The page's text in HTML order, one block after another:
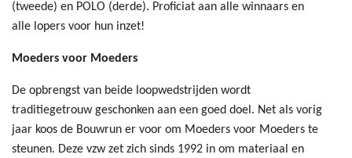
(tweede) en POLO (derde). Proficiat aan alle winnaars en
alle lopers voor hun inzet!
Moeders voor Moeders
De opbrengst van beide loopwedstrijden wordt
traditiegetrouw geschonken aan een goed doel. Net als vorig
jaar koos de Bouwrun er voor om Moeders voor Moeders te
steunen. Deze vzw zet zich sinds 1992 in om materiaal en